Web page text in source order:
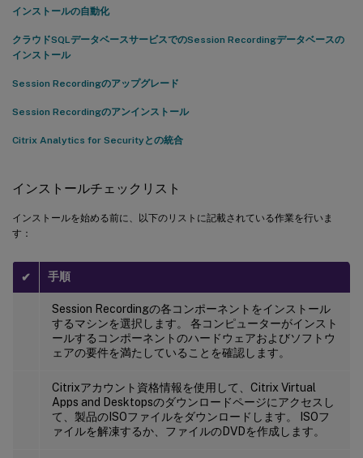
インストールの自動化
クラウドSQLデータベースサービスでのSession Recordingデータベースの
インストール
Session Recordingのアップグレード
Session Recordingのアンインストール
Citrix Analytics for Securityとの統合
インストールチェックリスト
インストールを始める前に、以下のリストに記載されている作業を行いま
す：
✔ 手順
Session Recordingの各コンポーネントをインストール
するマシンを選択します。 各コンピューターがインスト
ールするコンポーネントのハードウェアおよびソフトウ
ェアの要件を満たしていることを確認します。
Citrixアカウント資格情報を使用して、Citrix Virtual
Apps and Desktopsのダウンロードページにアクセスし
て、製品のISOファイルをダウンロードします。 ISOフ
ァイルを解凍するか、ファイルのDVDを作成します。